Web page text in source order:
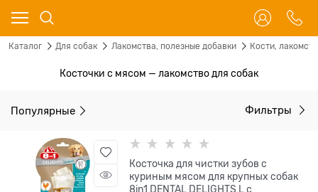
Каталог Для собак Лакомства, полезные добавки Кости,
Косточки с мясом — лакомство для собак
Популярные Фильтры
Косточка для чистки зубов с
куриным мясом для крупных собак
8in1 DENTAL DELIGHTS L с